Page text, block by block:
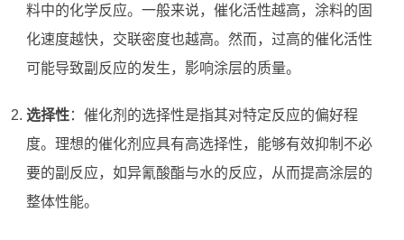
料中的化学反应。一般来说，催化活性越高，涂料的固
化速度越快，交联密度也越高。然而，过高的催化活性
可能导致副反应的发生，影响涂层的质量。
选择性：催化剂的选择性是指其对特定反应的偏好程
度。理想的催化剂应具有高选择性，能够有效抑制不必
要的副反应，如异氰酸酯与水的反应，从而提高涂层的
整体性能。